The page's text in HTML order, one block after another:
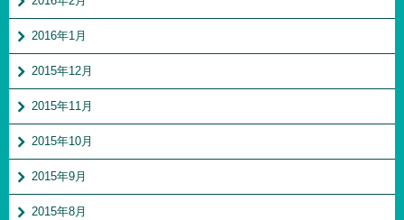
2016年1月
2015年12月
2015年11月
2015年10月
2015年9月
2015年8月